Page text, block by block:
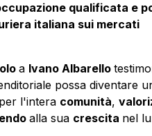
qualificata e
italiana sui mercati
a Ivano Albarello
possa diventare
per l'intera comunità,
alla sua crescita nel